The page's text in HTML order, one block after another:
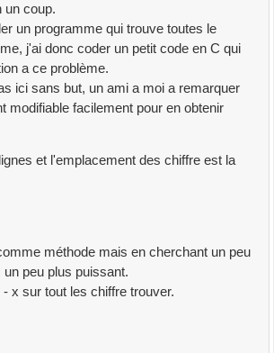
un coup.
un programme qui trouve toutes le
j'ai donc coder un petit code en C qui
a ce problème.
ici sans but, un ami a moi a remarquer
modifiable facilement pour en obtenir
et l'emplacement des chiffre est la
méthode mais en cherchant un peu
peu plus puissant.
- x sur tout les chiffre trouver.